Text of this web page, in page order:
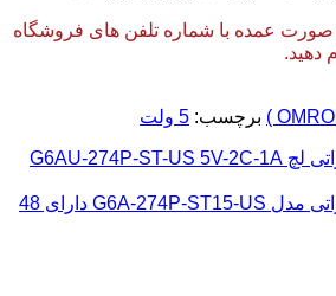
عمده با شماره تلفن های فروشگاه
دهید.
برچسب: 5 ولت